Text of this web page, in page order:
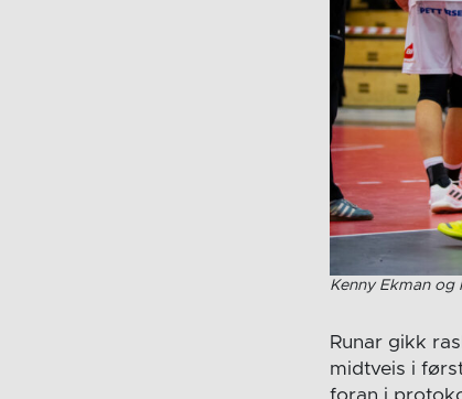
Kenny Ekman og
Runar gikk
midtveis i